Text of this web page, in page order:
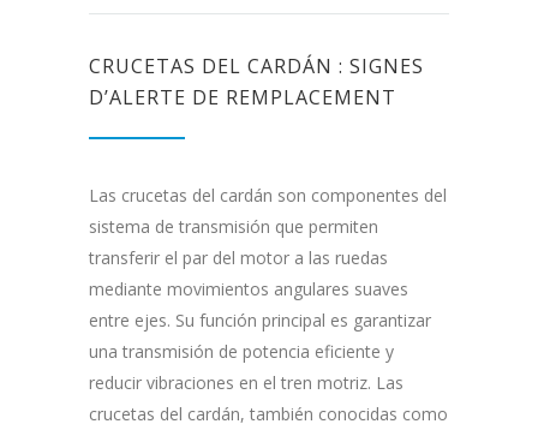
CRUCETAS DEL CARDÁN : SIGNES
D’ALERTE DE REMPLACEMENT
Las crucetas del cardán son componentes del
sistema de transmisión que permiten
transferir el par del motor a las ruedas
mediante movimientos angulares suaves
entre ejes. Su función principal es garantizar
una transmisión de potencia eficiente y
reducir vibraciones en el tren motriz. Las
crucetas del cardán, también conocidas como